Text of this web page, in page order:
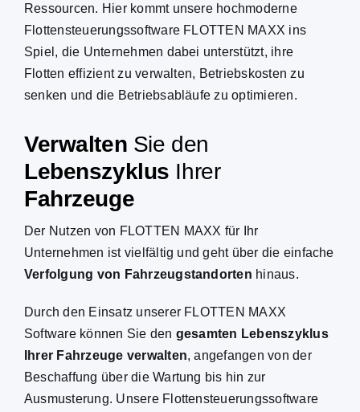
STAPEL MAXX
FLOTTEN MAXX
Ressourcen. Hier kommt unsere hochmoderne
Flottensteuerungssoftware FLOTTEN MAXX ins
Spiel, die Unternehmen dabei unterstützt, ihre
Flotten effizient zu verwalten, Betriebskosten zu
senken und die Betriebsabläufe zu optimieren.
Verwalten Sie den
Lebenszyklus Ihrer
Fahrzeuge
Der Nutzen von FLOTTEN MAXX für Ihr
Unternehmen ist vielfältig und geht über die einfache
Verfolgung von Fahrzeugstandorten hinaus.
Durch den Einsatz unserer FLOTTEN MAXX
Software können Sie den gesamten Lebenszyklus
Ihrer Fahrzeuge verwalten, angefangen von der
Beschaffung über die Wartung bis hin zur
Ausmusterung. Unsere Flottensteuerungssoftware